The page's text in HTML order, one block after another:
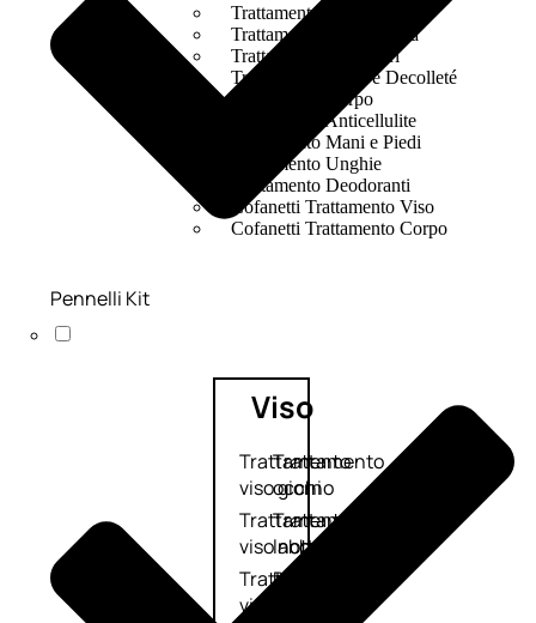
Trattamento Viso Idratante
Trattamento Viso Labbra
Trattamento Viso Sieri
Trattamento Collo e Decolleté
Trattamento Corpo
Trattamento Anticellulite
Trattamento Mani e Piedi
Trattamento Unghie
Trattamento Deodoranti
Cofanetti Trattamento Viso
Cofanetti Trattamento Corpo
Viso
Trattamento
viso giorno
Trattamento
viso notte
Trattamento
viso 24 ore
Trattamento
occhi
Trattamento
labbra
Detergenti
Pennelli Kit